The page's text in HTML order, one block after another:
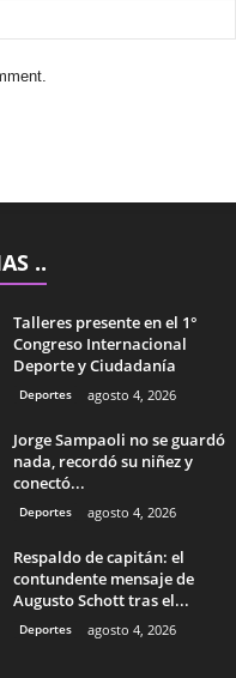
..
Talleres presente en el 1°
Congreso Internacional
Deporte y Ciudadanía
Deportes agosto 4, 2026
Jorge Sampaoli no se guardó
nada, recordó su niñez y
conectó...
Deportes agosto 4, 2026
Respaldo de capitán: el
contundente mensaje de
Augusto Schott tras el...
Deportes agosto 4, 2026